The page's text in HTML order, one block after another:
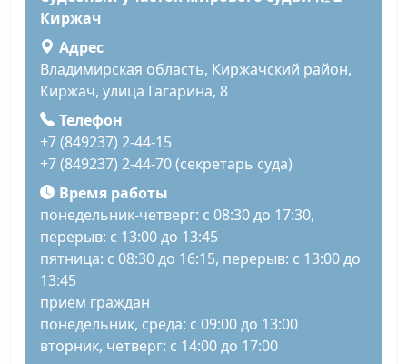
Киржач
Адрес
Владимирская область, Киржачский район,
Киржач, улица Гагарина, 8
Телефон
+7 (849237) 2-44-15
+7 (849237) 2-44-70 (секретарь суда)
Время работы
понедельник-четверг: с 08:30 до 17:30,
перерыв: с 13:00 до 13:45
пятница: с 08:30 до 16:15, перерыв: с 13:00 до
13:45
прием граждан
понедельник, среда: с 09:00 до 13:00
вторник, четверг: с 14:00 до 17:00